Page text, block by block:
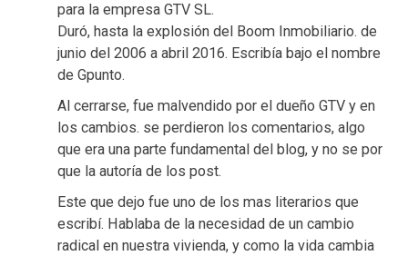
para la empresa GTV SL.
Duró, hasta la explosión del Boom Inmobiliario. de
junio del 2006 a abril 2016. Escribía bajo el nombre
de Gpunto.
Al cerrarse, fue malvendido por el dueño GTV y en
los cambios. se perdieron los comentarios, algo
que era una parte fundamental del blog, y no se por
que la autoría de los post.
Este que dejo fue uno de los mas literarios que
escribí. Hablaba de la necesidad de un cambio
radical en nuestra vivienda, y como la vida cambia